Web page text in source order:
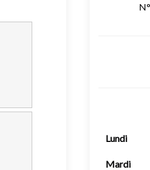
Lundi
Mardi